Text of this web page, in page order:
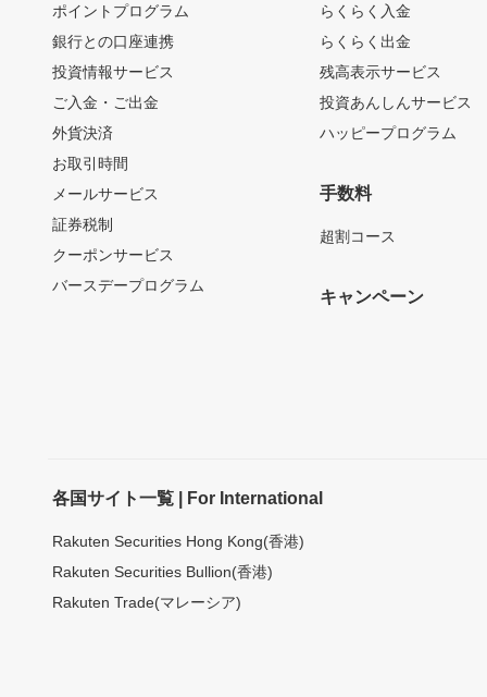
ポイントプログラム
銀行との口座連携
投資情報サービス
ご入金・ご出金
外貨決済
お取引時間
メールサービス
証券税制
クーポンサービス
バースデープログラム
らくらく入金
らくらく出金
残高表示サービス
投資あんしんサービス
ハッピープログラム
手数料
超割コース
キャンペーン
各国サイト一覧 | For International
Rakuten Securities Hong Kong(香港)
Rakuten Securities Bullion(香港)
Rakuten Trade(マレーシア)